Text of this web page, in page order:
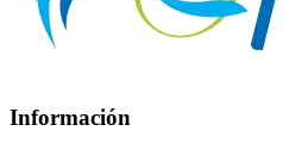
Información